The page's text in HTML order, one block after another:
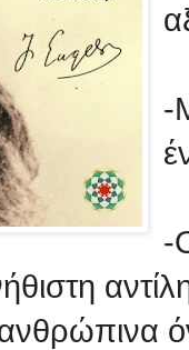
-
-